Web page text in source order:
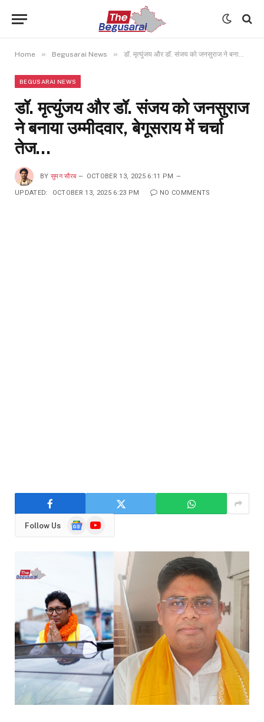
Home » Begusarai News » डॉ. मृत्युंजय और डॉ. संजय को जनसुराज ने बनाया उम्मीदवार, बेगूसराय में चर्चा तेज…
BEGUSARAI NEWS
डॉ. मृत्युंजय और डॉ. संजय को जनसुराज
ने बनाया उम्मीदवार, बेगूसराय में चर्चा
तेज…
BY सुमन सौरब OCTOBER 13, 2025 6:11 PM
UPDATED: OCTOBER 13, 2025 6:23 PM NO COMMENTS
Follow Us
GoogleYouTube